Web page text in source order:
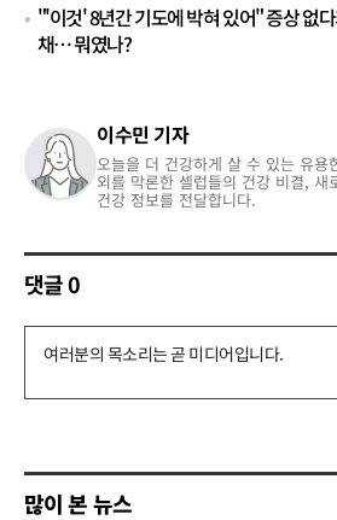
"'이것' 8년간 기도에 박혀 있어" 증상 없
채… 뭐였나?
이수민 기자
오늘을 더 건강하게 살 수 있는 유용
외를 막론한 셀럽들의 건강 비결,
건강 정보를 전달합니다.
댓글0
댓
기
많이 본 뉴스